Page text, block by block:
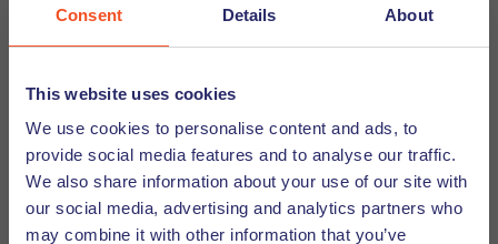
Consent Details About
This website uses cookies
We use cookies to personalise content and ads, to
provide social media features and to analyse our traffic.
We also share information about your use of our site with
our social media, advertising and analytics partners who
may combine it with other information that you’ve
Media. L'objectif principal de XPat Media est de fournir les
informations nécessaires aux expatriés aux Pays-Bas (ou
qui y déménagent) pour créer la vie qu'ils souhaitent.